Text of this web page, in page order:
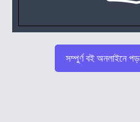
সম্পুর্ণ বই অনলাইনে